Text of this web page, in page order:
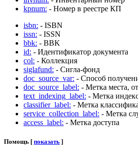
kpnum: - Номер в реестре КП
isbn: - ISBN
issn: - ISSN
bbk: - BBK
id: - Идентификатор документа
col: - Коллекция
siglafund: - Сигла-фонд
doc_source_var: - Способ
doc_source_label: - Метка места,
text_indexing_label: - Метка
classifier_label: - Метка
service_collection_label: - Метка
access_label: - Метка доступа
Помощь [ показать ]